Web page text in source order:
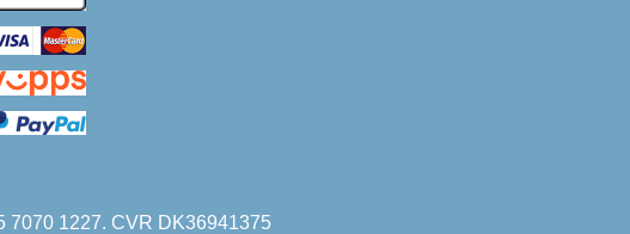
7070 1227. CVR DK36941375